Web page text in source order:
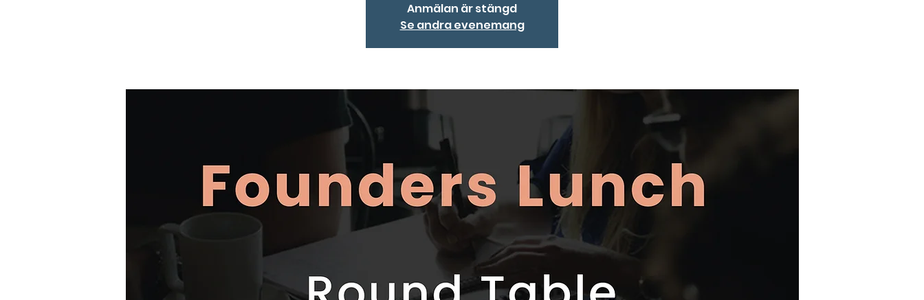
Anmälan är stängd
Se andra evenemang